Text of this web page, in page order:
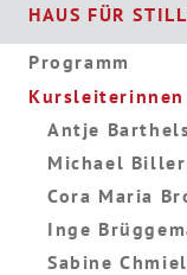
HAUS FÜR
Programm
Antje
Michael Biller
Cora Maria
Inge
Sabine